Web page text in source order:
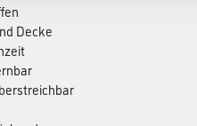
Decke